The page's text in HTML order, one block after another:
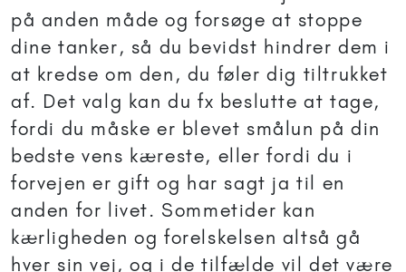
på anden måde og forsøge at stoppe
dine tanker, så du bevidst hindrer dem i
at kredse om den, du føler dig tiltrukket
af. Det valg kan du fx beslutte at tage,
fordi du måske er blevet smålun på din
bedste vens kæreste, eller fordi du i
forvejen er gift og har sagt ja til en
anden for livet. Sommetider kan
kærligheden og forelskelsen altså gå
hver sin vej, og i de tilfælde vil det være